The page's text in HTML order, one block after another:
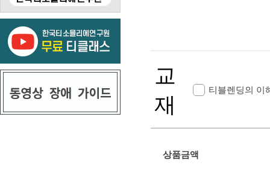
교
재
티블렌딩의 이
상품금액